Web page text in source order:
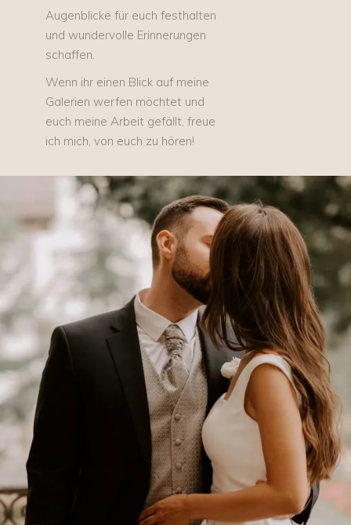
Augenblicke für euch festhalten
und wundervolle Erinnerungen
schaffen.
Wenn ihr einen Blick auf meine
Galerien werfen möchtet und
euch meine Arbeit gefällt, freue
ich mich, von euch zu hören!